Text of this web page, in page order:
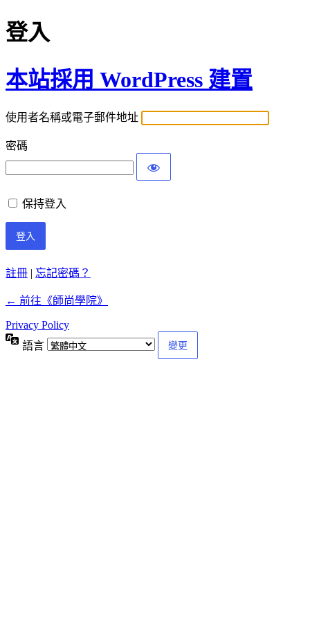
登入
本站採用 WordPress 建置
使用者名稱或電子郵件地址
密碼
保持登入
註冊 | 忘記密碼？
← 前往《師尚學院》
Privacy Policy
語言